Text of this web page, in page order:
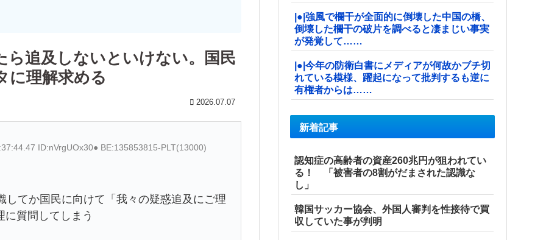
ら追及しないといけない。国民
に理解求める
2026.07.07
ID:nVrgUOx30● BE:135853815-PLT(13000)
てか国民に向けて「我々の疑惑追及にご理
質問してしまう
|●|強風で欄干が全面的に倒壊した中国の橋、
倒壊した欄干の破片を調べると凄まじい事実
が発覚して……
|●|今年の防衛白書にメディアが何故かブチ切
れている模様、躍起になって批判するも逆に
有権者からは……
新着記事
認知症の高齢者の資産260兆円が狙われてい
る！ 「被害者の8割がだまされた認識な
し」
韓国サッカー協会、外国人審判を性接待で買
収していた事が判明